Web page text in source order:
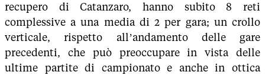
recupero di Catanzaro, hanno subito 8 reti
complessive a una media di 2 per gara; un crollo
verticale, rispetto all’andamento delle gare
precedenti, che può preoccupare in vista delle
ultime partite di campionato e anche in ottica